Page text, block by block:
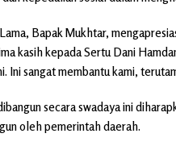
Bapak Mukhtar,
kasih kepada Sertu Dani
Ini sangat membantu kami,
secara swadaya ini
oleh pemerintah daerah.